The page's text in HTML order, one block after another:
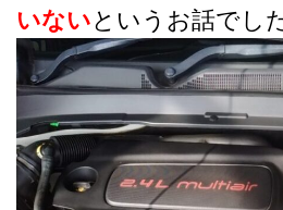
いないというお話でした